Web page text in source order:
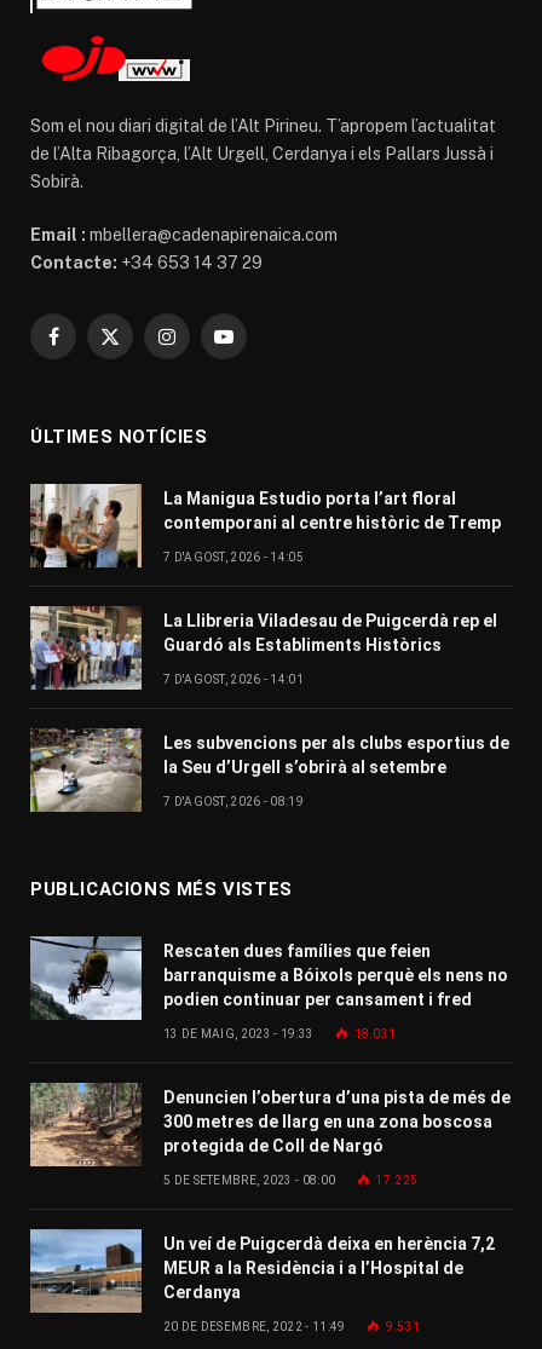
Som el nou diari digital de l’Alt Pirineu. T’apropem l’actualitat
de l’Alta Ribagorça, l’Alt Urgell, Cerdanya i els Pallars Jussà i
Sobirà.
Email : mbellera@cadenapirenaica.com
Contacte: +34 653 14 37 29
Facebook
X
InstagramYouTube
ÚLTIMES NOTÍCIES
La Manigua Estudio porta l’art floral
contemporani al centre històric de Tremp
7 D'AGOST, 2026 - 14:05
La Llibreria Viladesau de Puigcerdà rep el
Guardó als Establiments Històrics
7 D'AGOST, 2026 - 14:01
Les subvencions per als clubs esportius de
la Seu d’Urgell s’obrirà al setembre
7 D'AGOST, 2026 - 08:19
PUBLICACIONS MÉS VISTES
Rescaten dues famílies que feien
barranquisme a Bóixols perquè els nens no
podien continuar per cansament i fred
13 DE MAIG, 2023 - 19:33 18.031
Denuncien l’obertura d’una pista de més de
300 metres de llarg en una zona boscosa
protegida de Coll de Nargó
5 DE SETEMBRE, 2023 - 08:00 17.225
Un veí de Puigcerdà deixa en herència 7,2
MEUR a la Residència i a l’Hospital de
Cerdanya
20 DE DESEMBRE, 2022 - 11:49 9.531